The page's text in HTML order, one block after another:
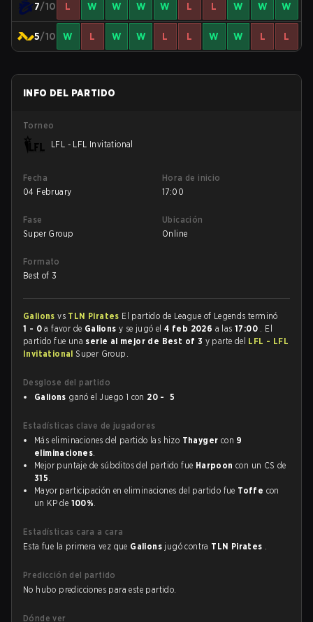
7/10 L W W W W L L W W W
5/10 W L W W L L W W L L
INFO DEL PARTIDO
Torneo
LFL - LFL Invitational
Fecha
04 February
Hora de inicio
17:00
Fase
Super Group
Ubicación
Online
Formato
Best of 3
Galionsvs TLN Pirates El partido de League of Legends terminó
1 - 0 a favor de Galionsy se jugó el4 feb 2026 a las17:00 . El
partido fue una serie al mejor de Best of 3 y parte del LFL - LFL
Invitational Super Group.
Desglose del partido
Galions ganó el Juego 1 con 20 - 5
Estadísticas clave de jugadores
Más eliminaciones del partido las hizo Thayger con 9
eliminaciones.
Mejor puntaje de súbditos del partido fue Harpoon con un CS de
315.
Mayor participación en eliminaciones del partido fue Toffe con
un KP de 100%.
Estadísticas cara a cara
Esta fue la primera vez que Galions jugó contra TLN Pirates .
Predicción del partido
No hubo predicciones para este partido.
Dónde ver